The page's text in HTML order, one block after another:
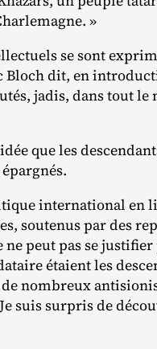
»
se sont
Bloch dit, en
jadis, dans tout
que les
international en
soutenus par des
peut pas se
étaient les
nombreux
suis surpris de